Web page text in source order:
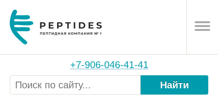
+7-906-046-41-41
Найти